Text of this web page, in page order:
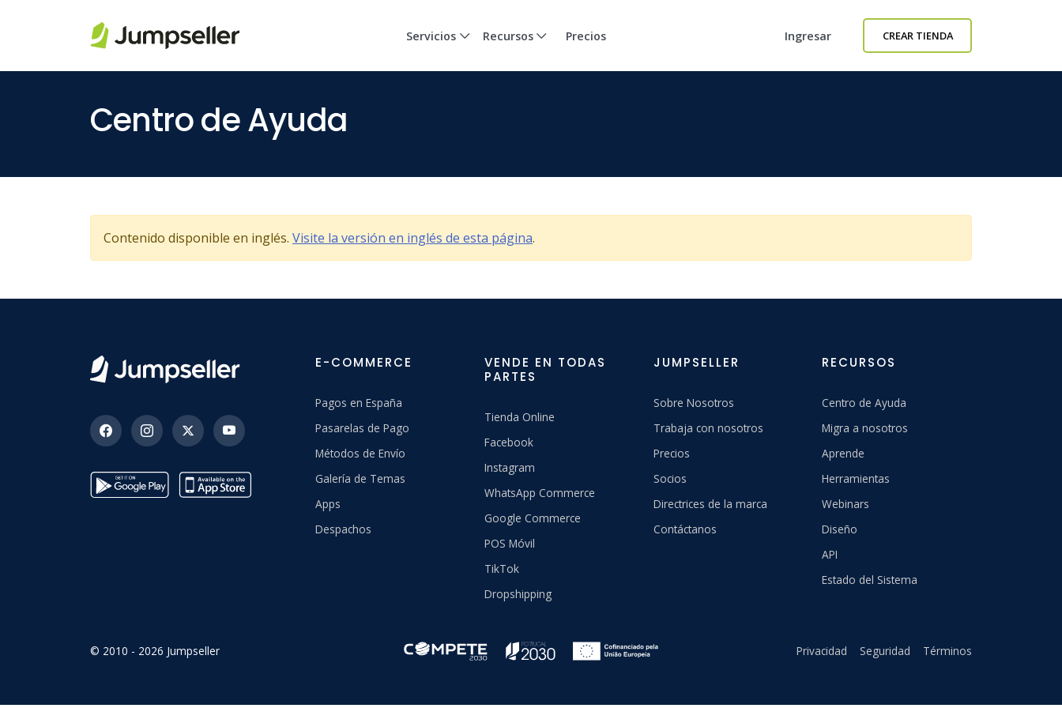
Saltar al contenido principal
Servicios Recursos Precios Ingresar CREAR TIENDA
Centro de Ayuda
Contenido disponible en inglés. Visite la versión en inglés de esta página.
E-COMMERCE
Pagos en España
Pasarelas de Pago
Métodos de Envío
Galería de Temas
Apps
Despachos
VENDE EN TODAS
PARTES
Tienda Online
Facebook
Instagram
WhatsApp Commerce
Google Commerce
POS Móvil
TikTok
Dropshipping
JUMPSELLER
Sobre Nosotros
Trabaja con nosotros
Precios
Socios
Directrices de la marca
Contáctanos
RECURSOS
Centro de Ayuda
Migra a nosotros
Aprende
Herramientas
Webinars
Diseño
API
Estado del Sistema
© 2010 - 2026 Jumpseller Privacidad Seguridad Términos